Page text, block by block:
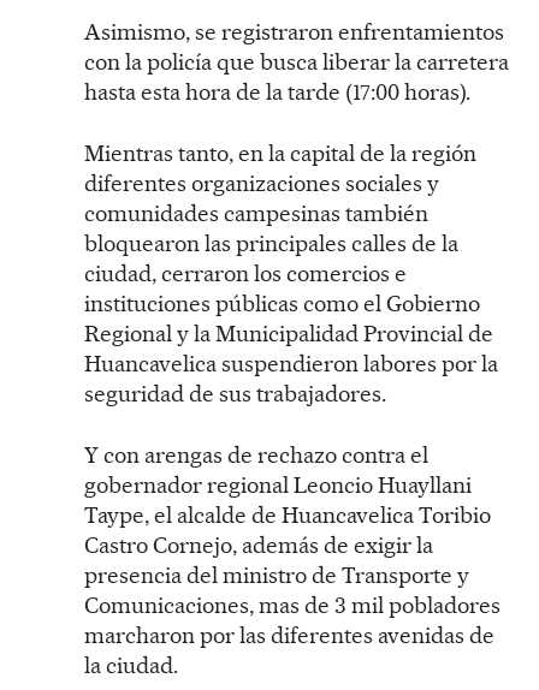
Asimismo, se registraron enfrentamientos
con la policía que busca liberar la carretera
hasta esta hora de la tarde (17:00 horas).
Mientras tanto, en la capital de la región
diferentes organizaciones sociales y
comunidades campesinas también
bloquearon las principales calles de la
ciudad, cerraron los comercios e
instituciones públicas como el Gobierno
Regional y la Municipalidad Provincial de
Huancavelica suspendieron labores por la
seguridad de sus trabajadores.
Y con arengas de rechazo contra el
gobernador regional Leoncio Huayllani
Taype, el alcalde de Huancavelica Toribio
Castro Cornejo, además de exigir la
presencia del ministro de Transporte y
Comunicaciones, mas de 3 mil pobladores
marcharon por las diferentes avenidas de
la ciudad.